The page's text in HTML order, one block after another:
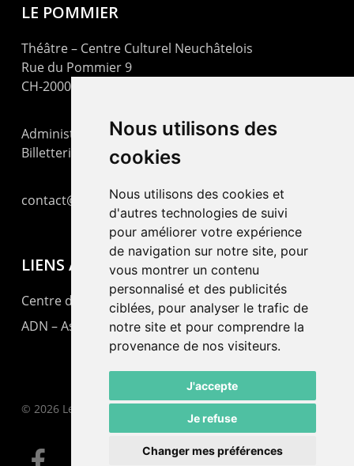
Nous utilisons des
cookies
Nous utilisons des cookies et
d'autres technologies de suivi
pour améliorer votre expérience
de navigation sur notre site, pour
vous montrer un contenu
personnalisé et des publicités
ciblées, pour analyser le trafic de
notre site et pour comprendre la
provenance de nos visiteurs.
J'accepte
Je refuse
Changer mes préférences
LE POMMIER
Théâtre – Centre Culturel Neuchâtelois
Rue du Pommier 9
CH-2000 Neuchâtel
Administration : +41 32 725 03 03
Billetterie : +41 32 725 05 05
contact@lepommier.ch
LIENS AMIS
Centre de culture ABC
ADN – Association Danse Neuchâtel
© 2026 Le Pommier.
facebook email